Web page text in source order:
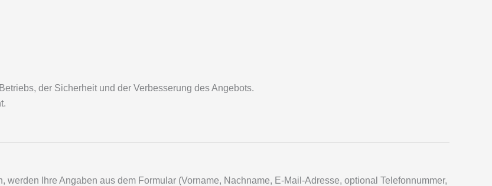
der Sicherheit und der Verbesserung des Angebots.
Ihre Angaben aus dem Formular (Vorname, Nachname, E-Mail-Adresse, optional Telefonnummer,